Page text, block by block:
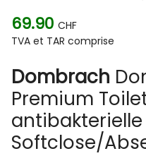
69.90 CHF
TVA et TAR comprise
Dombrach
Premium
Softclose/